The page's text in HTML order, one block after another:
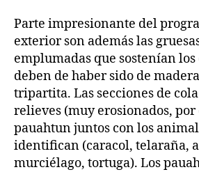
Parte impresionante del
exterior son además las
emplumadas que sostenían
deben de haber sido de
tripartita. Las secciones de
relieves (muy erosionados, por
pauahtun juntos con los
identifican (caracol, telaraña,
murciélago, tortuga). Los